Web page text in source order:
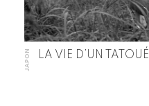
JAPON LA VIE D’UN TATOUÉ